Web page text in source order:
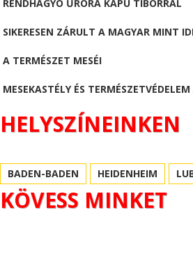
RENDHAGYÓ ŰRÓRA KAPU TIBORRAL
SIKERESEN ZÁRULT A MAGYAR MINT
A TERMÉSZET MESÉI
MESEKASTÉLY ÉS
HELYSZÍNEINKEN
BADEN-BADEN HEIDENHEIM
KÖVESS MINKET